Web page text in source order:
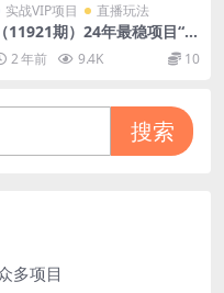
实战VIP项目 直播玩法
（11921期）24年最稳项目“无
直播”玩法，每月躺赚6000
有手就会，新手福音
2 年前 9.4K 10
搜索
多项目